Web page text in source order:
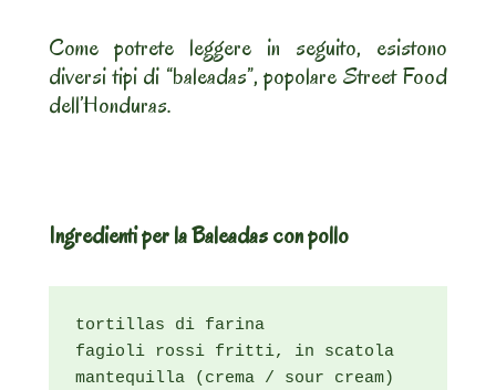
Come potrete leggere in seguito, esistono
diversi tipi di “baleadas”, popolare Street Food
dell’Honduras.
Ingredienti per la Baleadas con pollo
tortillas di farina
fagioli rossi fritti, in scatola
mantequilla (crema / sour cream)